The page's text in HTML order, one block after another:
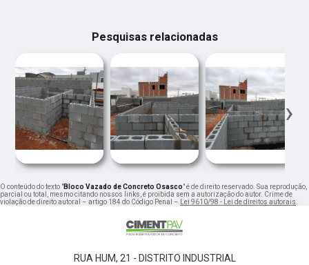
Pesquisas relacionadas
‹ ›
O conteúdo do texto "Bloco Vazado de Concreto Osasco" é de direito reservado. Sua reprodução,
parcial ou total, mesmo citando nossos links, é proibida sem a autorização do autor. Crime de
violação de direito autoral – artigo 184 do Código Penal – Lei 9610/98 - Lei de direitos autorais.
RUA HUM, 21 - DISTRITO INDUSTRIAL